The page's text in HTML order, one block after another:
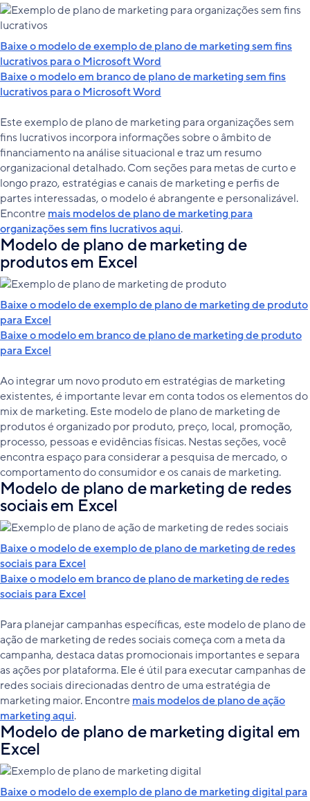
Baixe o modelo de exemplo de plano de marketing sem fins
lucrativos para o Microsoft Word
Baixe o modelo em branco de plano de marketing sem fins
lucrativos para o Microsoft Word
Este exemplo de plano de marketing para organizações sem
fins lucrativos incorpora informações sobre o âmbito de
financiamento na análise situacional e traz um resumo
organizacional detalhado. Com seções para metas de curto e
longo prazo, estratégias e canais de marketing e perfis de
partes interessadas, o modelo é abrangente e personalizável.
Encontremais modelos de plano de marketing para
organizações sem fins lucrativos aqui.
Modelo de plano de marketing de
produtos em Excel
Baixe o modelo de exemplo de plano de marketing de produto
para Excel
Baixe o modelo em branco de plano de marketing de produto
para Excel
Ao integrar um novo produto em estratégias de marketing
existentes, é importante levar em conta todos os elementos do
mix de marketing. Este modelo de plano de marketing de
produtos é organizado por produto, preço, local, promoção,
processo, pessoas e evidências físicas. Nestas seções, você
encontra espaço para considerar a pesquisa de mercado, o
comportamento do consumidor e os canais de marketing.
Modelo de plano de marketing de redes
sociais em Excel
Baixe o modelo de exemplo de plano de marketing de redes
sociais para Excel
Baixe o modelo em branco de plano de marketing de redes
sociais para Excel
Para planejar campanhas específicas, este modelo de plano de
ação de marketing de redes sociais começa com a meta da
campanha, destaca datas promocionais importantes e separa
as ações por plataforma. Ele é útil para executar campanhas de
redes sociais direcionadas dentro de uma estratégia de
marketing maior. Encontremais modelos de plano de ação
marketing aqui.
Modelo de plano de marketing digital em
Excel
Baixe o modelo de exemplo de plano de marketing digital para